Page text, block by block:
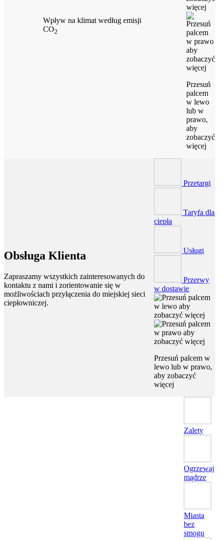
Wpływ na klimat według emisji
CO2
Przesuń
palcem
w lewo
lub w
prawo,
aby
zobaczyć
więcej
Obsługa Klienta
Zapraszamy wszystkich zainteresowanych do
kontaktu z nami i zorientowanie się w
możliwościach przyłączenia do miejskiej sieci
ciepłowniczej.
Przetargi
Taryfa dla
ciepła
Usługi
Przerwy
w dostawie
Przesuń palcem w
lewo lub w prawo,
aby zobaczyć
więcej
Zalety
Ogrzewaj
mądrze
Miasta
bez
smogu